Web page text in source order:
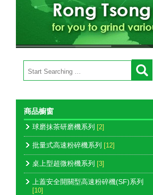
商品櫥窗
球磨抹茶研磨機系列 [2]
批量式高速粉碎機系列 [12]
桌上型超微粉機系列 [3]
上蓋安全開關型高速粉碎機(SF)系列
[10]